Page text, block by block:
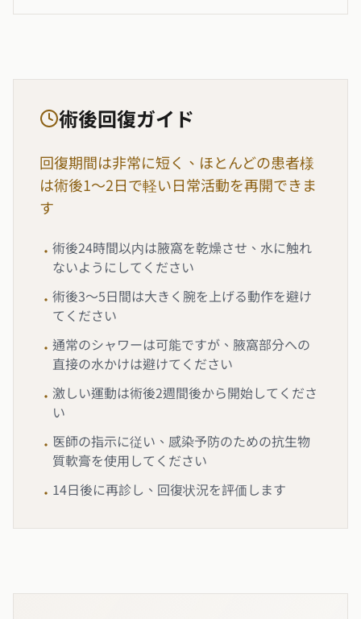
術後回復ガイド
回復期間は非常に短く、ほとんどの患者様
は術後1～2日で軽い日常活動を再開できま
す
• 術後24時間以内は腋窩を乾燥させ、水に触れ
ないようにしてください
• 術後3～5日間は大きく腕を上げる動作を避け
てください
• 通常のシャワーは可能ですが、腋窩部分への
直接の水かけは避けてください
• 激しい運動は術後2週間後から開始してくださ
い
• 医師の指示に従い、感染予防のための抗生物
質軟膏を使用してください
• 14日後に再診し、回復状況を評価します